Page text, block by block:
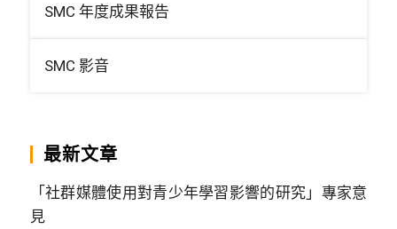
SMC 年度成果報告
SMC 影音
最新文章
「社群媒體使用對青少年學習影響的研究」專家意
見